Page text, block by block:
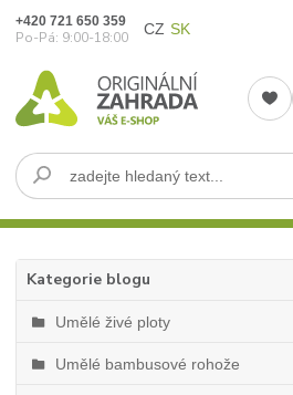
CZ SK
+420 721 650 359
Po-Pá: 9:00-18:00
Kategorie blogu
Umělé živé ploty
Umělé bambusové rohože